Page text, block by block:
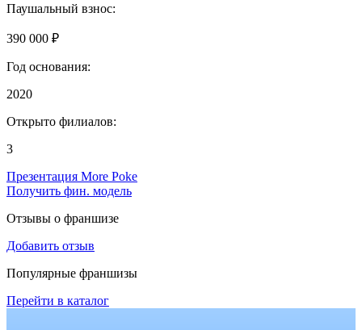
Паушальный взнос:
390 000 ₽
Год основания:
2020
Открыто филиалов:
3
Презентация More Poke
Получить фин. модель
Отзывы о франшизе
Добавить отзыв
Популярные франшизы
Перейти в каталог